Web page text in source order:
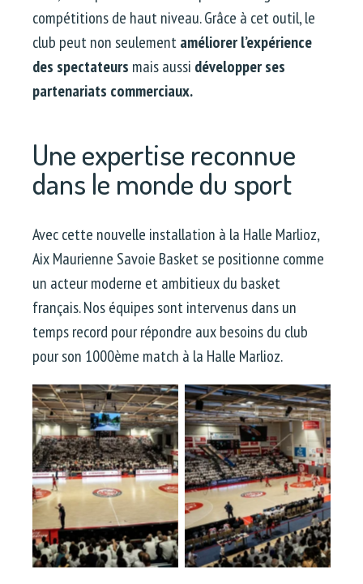
compétitions de haut niveau. Grâce à cet outil, le
club peut non seulementaméliorer l’expérience
des spectateurs mais aussi développer ses
partenariats commerciaux.
Une expertise reconnue
dans le monde du sport
Avec cette nouvelle installation à la Halle Marlioz,
Aix Maurienne Savoie Basket se positionne comme
un acteur moderne et ambitieux du basket
français. Nos équipes sont intervenus dans un
temps record pour répondre aux besoins du club
pour son 1000ème match à la Halle Marlioz.
Instagram @asmbofficiel Instagram @asmbofficiel